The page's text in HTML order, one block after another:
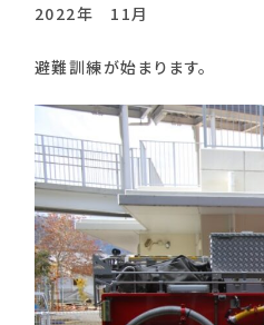
2022年 11月
避難訓練が始まります。